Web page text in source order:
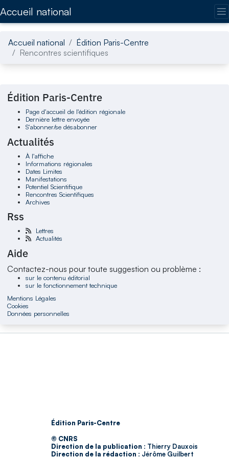
Accueil national
Accueil national
Édition Paris-Centre
Rencontres scientifiques
Édition Paris-Centre
Page d'accueil de l'édition régionale
Dernière lettre envoyée
S'abonner/se désabonner
Actualités
À l'affiche
Informations régionales
Dates Limites
Manifestations
Potentiel Scientifique
Rencontres Scientifiques
Archives
Rss
Lettres
Actualités
Aide
Contactez-nous pour toute suggestion ou problème :
sur le contenu éditorial
sur le fonctionnement technique
Mentions Légales
Cookies
Données personnelles
Édition Paris-Centre
© CNRS
Direction de la publication : Thierry Dauxois
Direction de la rédaction : Jérôme Guilbert